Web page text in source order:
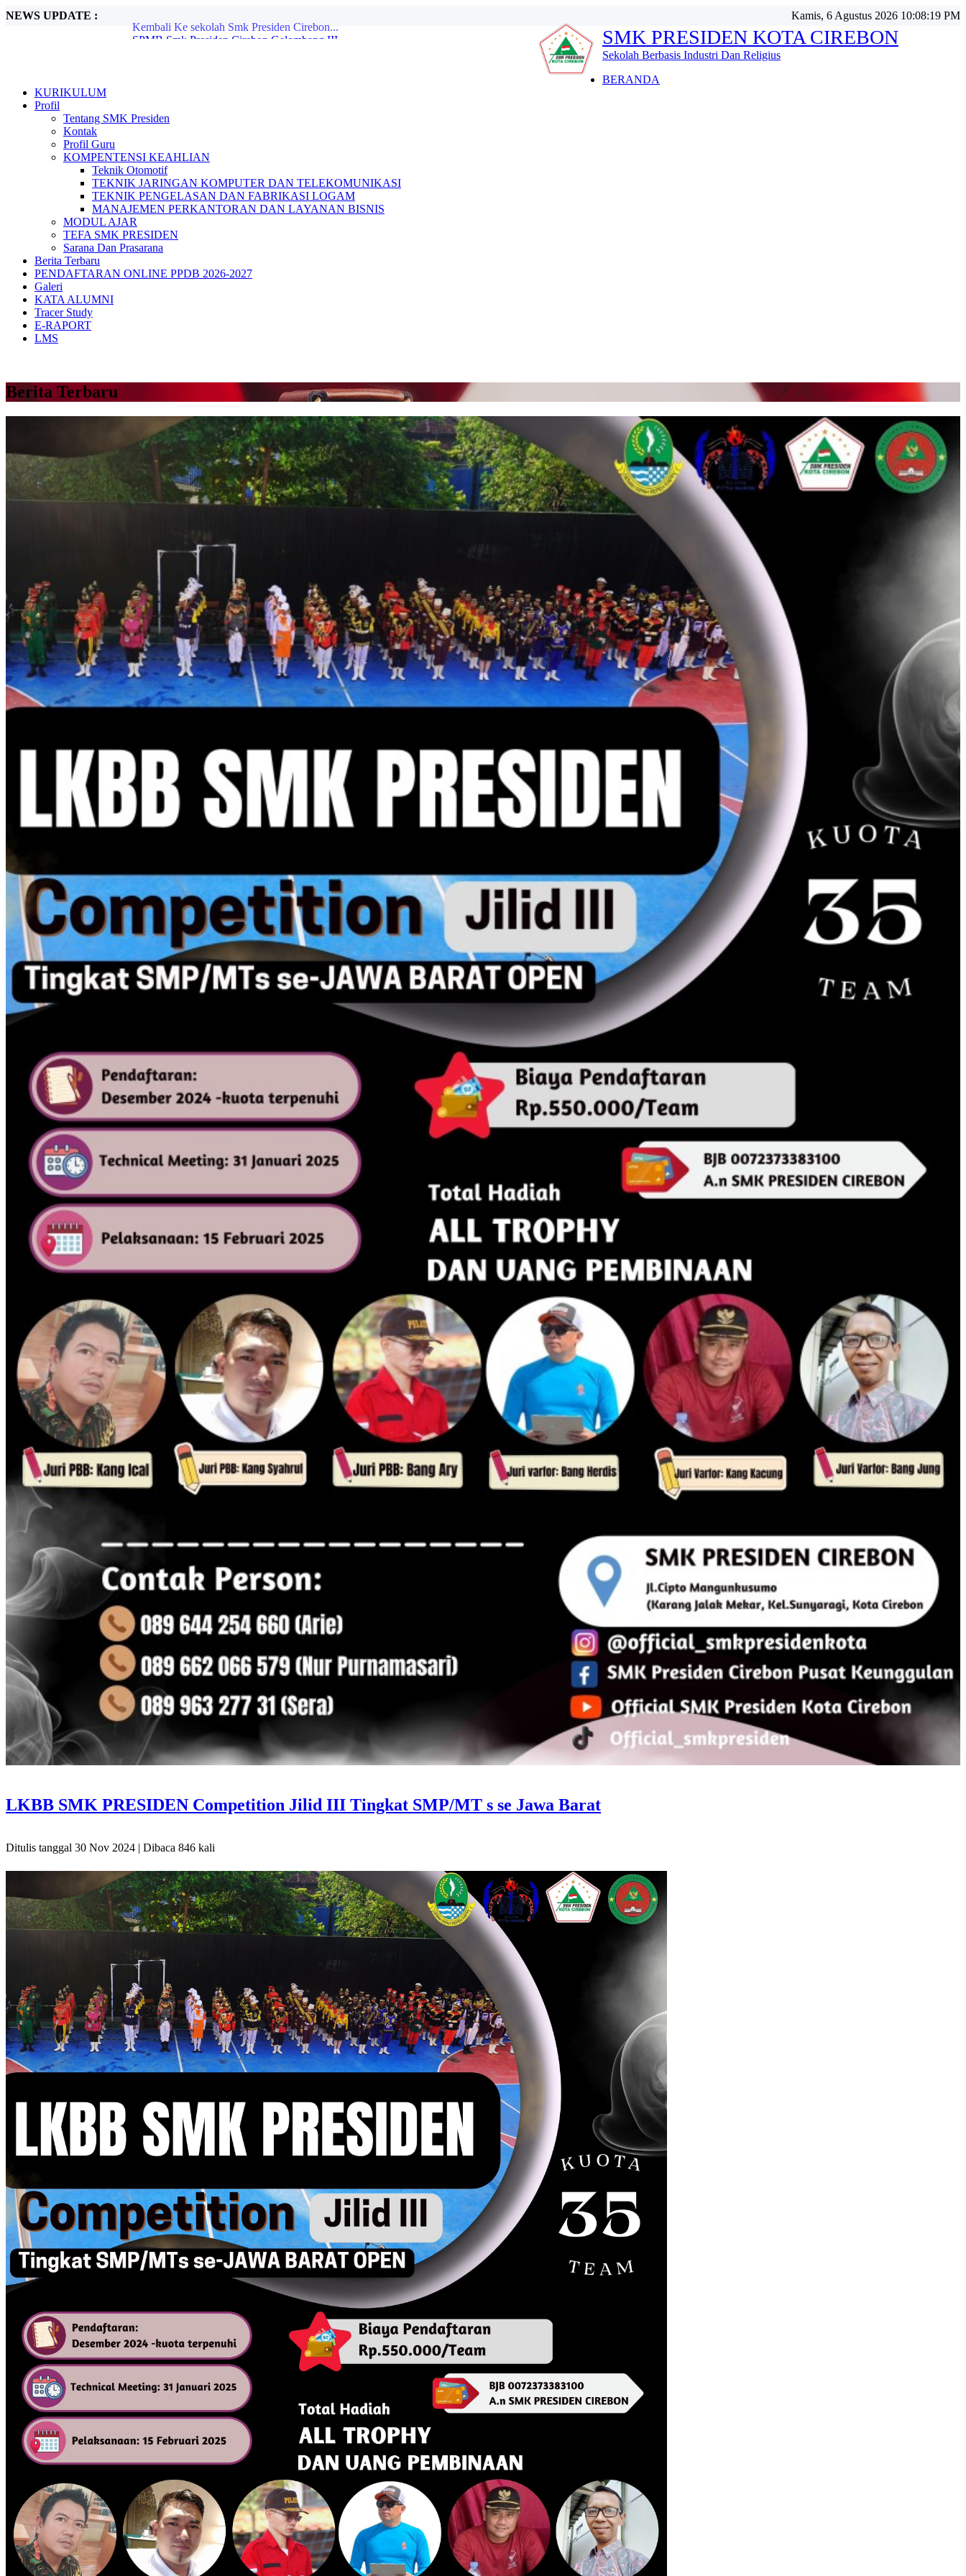
NEWS UPDATE :
SPMB Smk Presiden Cirebon Gelombang III...
PENDAFTARAN ONLINE PPDB 2025-2026 GELOMBANG 1 MASIH DI BUKA...
LKBB SMK PRESIDEN Competition Jilid III Tingkat SMP/MT s se ...
Kamis, 6 Agustus 2026 10:08:21 PM
SMK PRESIDEN KOTA CIREBON
Sekolah Berbasis Industri Dan Religius
BERANDA
KURIKULUM
Profil
Tentang SMK Presiden
Kontak
Profil Guru
KOMPENTENSI KEAHLIAN
Teknik Otomotif
TEKNIK JARINGAN KOMPUTER DAN TELEKOMUNIKASI
TEKNIK PENGELASAN DAN FABRIKASI LOGAM
MANAJEMEN PERKANTORAN DAN LAYANAN BISNIS
MODUL AJAR
TEFA SMK PRESIDEN
Sarana Dan Prasarana
Berita Terbaru
PENDAFTARAN ONLINE PPDB 2026-2027
Galeri
KATA ALUMNI
Tracer Study
E-RAPORT
LMS
Berita Terbaru
LKBB SMK PRESIDEN Competition Jilid III Tingkat SMP/MT s se Jawa Barat
Ditulis tanggal 30 Nov 2024 | Dibaca 846 kali